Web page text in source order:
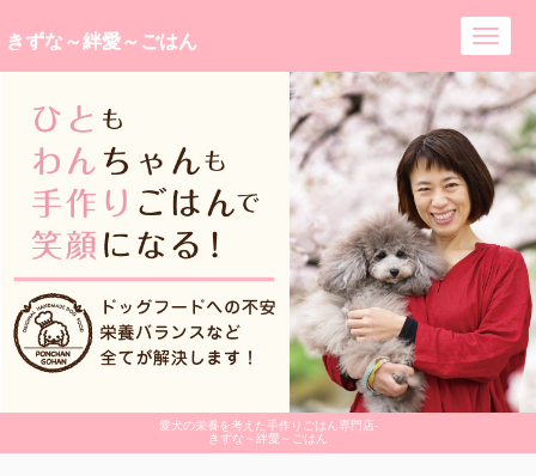
愛犬の栄養を考えた手作りごはん専門店-
きずな～絆愛～ごはん
きずな～絆愛～ごはん